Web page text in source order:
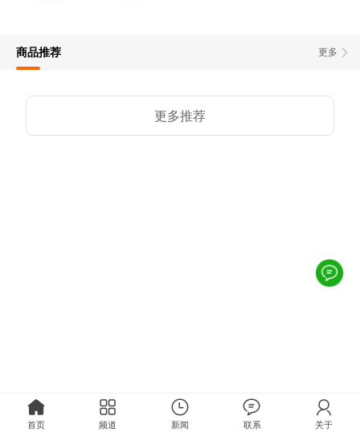
更多
商品推荐
更多推荐
首页 频道 新闻 联系 关于